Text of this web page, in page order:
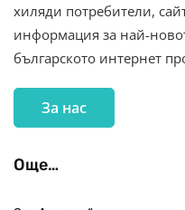
хиляди потребители,
информация за най-
българското интернет
За нас
Още…